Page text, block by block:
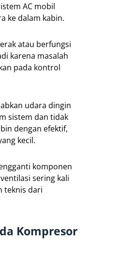
AC mobil
ke dalam kabin.
atau berfungsi
karena masalah
pada kontrol
udara dingin
sistem dan tidak
dengan efektif,
kecil.
komponen
sering kali
teknis dari
Kompresor